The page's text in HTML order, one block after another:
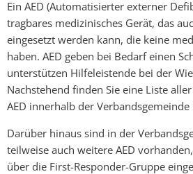
Not- und
Neubürger
AED
Ein AED (Automatisierter externer
tragbares medizinisches Gerät, das
eingesetzt werden kann, die keine
haben. AED geben bei Bedarf einen
unterstützen Hilfeleistende bei der
Nachstehend finden Sie eine Liste
AED innerhalb der Verbandsgemeinde
Darüber hinaus sind in der
teilweise auch weitere AED
über die First-Responder-Gruppe